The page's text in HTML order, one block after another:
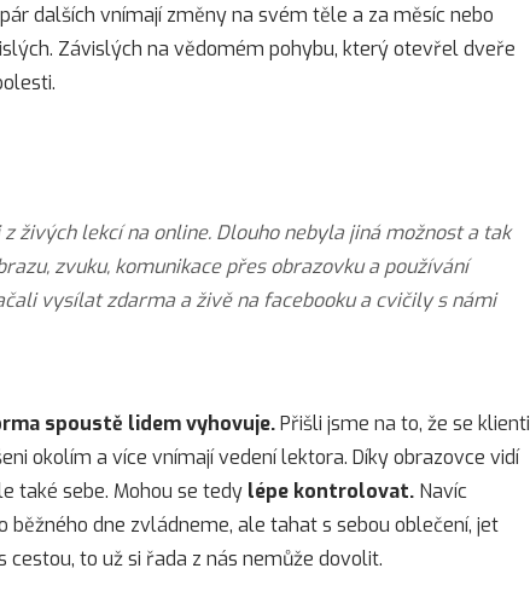
dalších vnímají změny na svém těle a za měsíc nebo
Závislých na vědomém pohybu, který otevřel dveře
živých lekcí na online. Dlouho nebyla jiná možnost a tak
zvuku, komunikace přes obrazovku a používání
vysílat zdarma a živě na facebooku a cvičily s námi
spoustě lidem vyhovuje.Přišli jsme na to, že se klienti
okolím a více vnímají vedení lektora. Díky obrazovce vidí
také sebe. Mohou se tedy lépe kontrolovat. Navíc
běžného dne zvládneme, ale tahat s sebou oblečení, jet
to už si řada z nás nemůže dovolit.